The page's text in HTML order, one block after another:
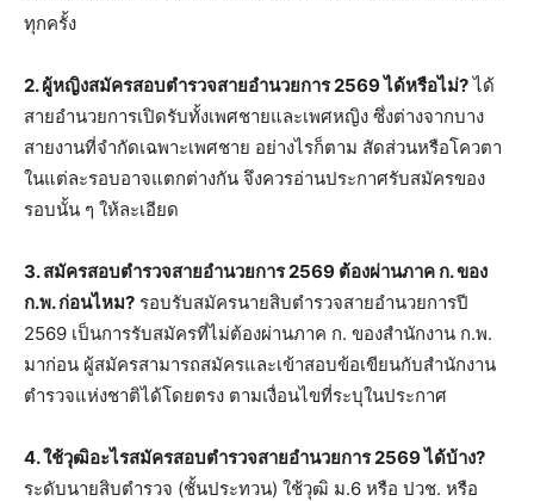
ทุกครั้ง
2. ผู้หญิงสมัครสอบตำรวจสายอำนวยการ 2569 ได้หรือไม่?ได้
สายอำนวยการเปิดรับทั้งเพศชายและเพศหญิง ซึ่งต่างจากบาง
สายงานที่จำกัดเฉพาะเพศชาย อย่างไรก็ตาม สัดส่วนหรือโควตา
ในแต่ละรอบอาจแตกต่างกัน จึงควรอ่านประกาศรับสมัครของ
รอบนั้น ๆ ให้ละเอียด
3. สมัครสอบตำรวจสายอำนวยการ 2569 ต้องผ่านภาค ก. ของ
ก.พ. ก่อนไหม? รอบรับสมัครนายสิบตำรวจสายอำนวยการปี
2569 เป็นการรับสมัครที่ไม่ต้องผ่านภาค ก. ของสำนักงาน ก.พ.
มาก่อน ผู้สมัครสามารถสมัครและเข้าสอบข้อเขียนกับสำนักงาน
ตำรวจแห่งชาติได้โดยตรง ตามเงื่อนไขที่ระบุในประกาศ
4. ใช้วุฒิอะไรสมัครสอบตำรวจสายอำนวยการ 2569 ได้บ้าง?
ระดับนายสิบตำรวจ (ชั้นประทวน) ใช้วุฒิ ม.6 หรือ ปวช. หรือ